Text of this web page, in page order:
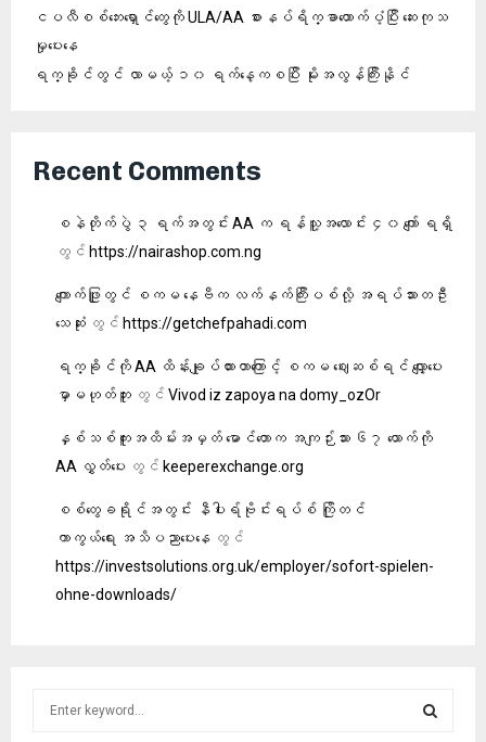
ငပလီစစ်ဘေးရှောင်တွေကို ULA/AA စားနပ်ရိက္ခာထောက်ပံ့ပြီး ဆေးကုသ
မှုပေးနေ
ရက္ခိုင်တွင် လာမယ့် ၁၀ ရက်နေ့ကစပြီး မိုးအလွန်ကြီးနိုင်
Recent Comments
စနဲတိုက်ပွဲ ၃ ရက်အတွင်း AA က ရန်သူ့အလောင်း ၄၀ ကျော် ရရှိ
တွင် https://nairashop.com.ng
ကျောက်ဖြူတွင် စကမ နေဗီက လက်နက်ကြီးပစ်လို့ အရပ်သားတဦး
သေဆုံး တွင် https://getchefpahadi.com
ရက္ခိုင်ကို AA ထိန်းချုပ်ထားတာကြောင့် စကမ ဈေးဆစ်ရင် လျှော့ပေး
မှာမဟုတ်ဘူး တွင် Vivod iz zapoya na domy_ozOr
နှစ်သစ်ကူးအထိမ်းအမှတ် မောင်တောက အကျဉ်းသား ၆၇ ယောက်ကို
AA လွှတ်ပေး တွင် keeperexchange.org
စစ်တွေခရိုင်အတွင်း နီပါးရ်ဗိုင်းရပ်စ် ကြိုတင်
ကာကွယ်ရေး အသိပညာပေးနေ တွင်
https://investsolutions.org.uk/employer/sofort-spielen-
ohne-downloads/